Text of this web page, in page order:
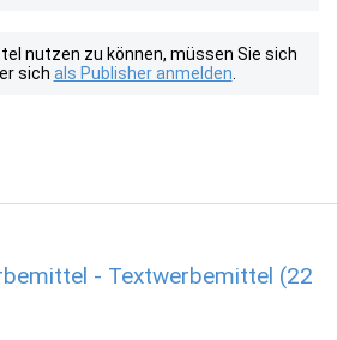
nutzen zu können, müssen Sie sich
sich als Publisher anmelden
- Textwerbemittel (22